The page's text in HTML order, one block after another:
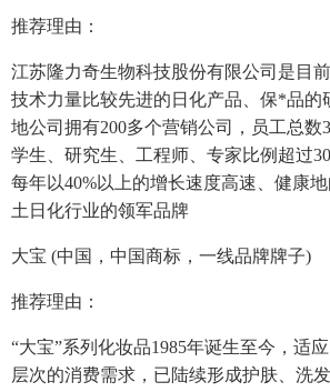
推荐理由：
江苏隆力奇生物科技股份有限公司是目
技术力量比较先进的日化产品、保*品的
地公司拥有200多个营销公司，员工总数
学生、研究生、工程师、专家比例超过
每年以40%以上的增长速度高速、健康
土日化行业的领军品牌
大宝 (中国，中国商标，一线品牌牌子)
推荐理由：
“大宝”系列化妆品1985年诞生至今，适
层次的消费需求，已陆续形成护肤、洗